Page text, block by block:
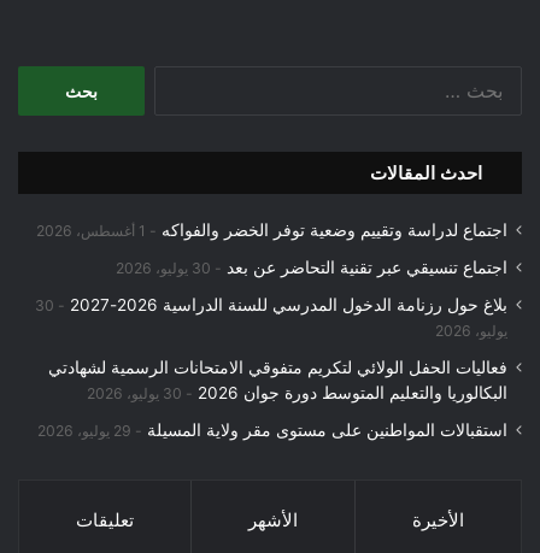
احدث المقالات
اجتماع لدراسة وتقييم وضعية توفر الخضر والفواكه 1 أغسطس، 2026
اجتماع تنسيقي عبر تقنية التحاضر عن بعد 30 يوليو، 2026
بلاغ حول رزنامة الدخول المدرسي للسنة الدراسية 2026-2027
30
يوليو، 2026
فعاليات الحفل الولائي لتكريم متفوقي الامتحانات الرسمية لشهادتي
البكالوريا والتعليم المتوسط دورة جوان 2026
30 يوليو، 2026
استقبالات المواطنين على مستوى مقر ولاية المسيلة 29 يوليو، 2026
الأخيرة الأشهر تعليقات